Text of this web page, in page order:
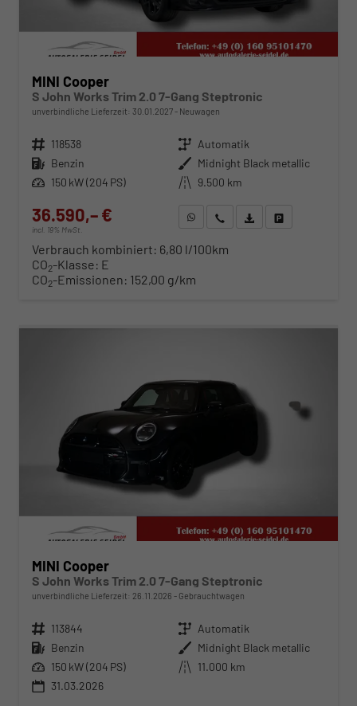
MINI Cooper
S John Works Trim 2.0 7-Gang Steptronic
unverbindliche Lieferzeit: 30.01.2027 Neuwagen
Fahrzeugnr. 118538 Getriebe Automatik
Kraftstoff Benzin Außenfarbe Midnight Black metallic
Leistung 150 kW (204 PS) Kilometerstand 9.500 km
36.590,– €
incl. 19% MwSt.
WhatsApp anfragen
Wir rufen Sie anFahrzeugexposé (PDF)
Verbrauch kombiniert: 6,80 l/100km
CO2-Klasse: E
CO2-Emissionen: 152,00 g/km
MINI Cooper
S John Works Trim 2.0 7-Gang Steptronic
unverbindliche Lieferzeit: 26.11.2026 Gebrauchtwagen
Fahrzeugnr. 113844 Getriebe Automatik
Kraftstoff Benzin Außenfarbe Midnight Black metallic
Leistung 150 kW (204 PS) Kilometerstand 11.000 km
31.03.2026